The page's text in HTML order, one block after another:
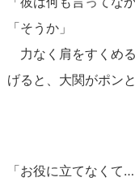
「そうか」
力なく肩をすくめ
げると、大関がポン
「お役に立てなくて…